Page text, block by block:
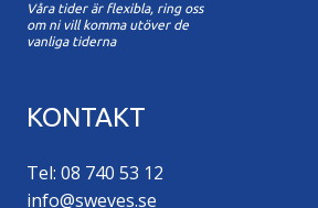
Våra tider är flexibla, ring oss
om ni vill komma utöver de
vanliga tiderna
KONTAKT
Tel: 08 740 53 12
info@sweves.se